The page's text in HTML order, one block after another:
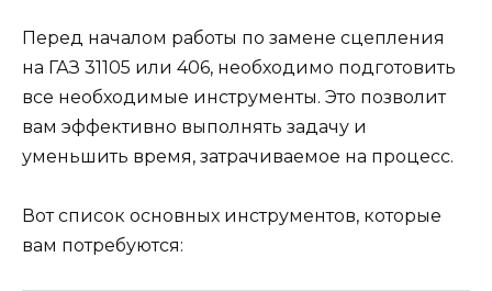
Перед началом работы по замене сцепления
на ГАЗ 31105 или 406, необходимо подготовить
все необходимые инструменты. Это позволит
вам эффективно выполнять задачу и
уменьшить время, затрачиваемое на процесс.
Вот список основных инструментов, которые
вам потребуются: